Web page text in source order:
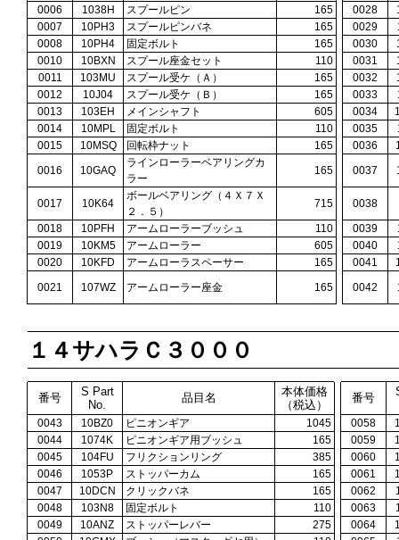
0006
1038H スプールピン 165 0028
0007
10PH3 スプールピンバネ 165 0029
0008
10PH4 固定ボルト 165 0030
0010
10BXN スプール座金セット 110 0031
0011
103MU スプール受ケ（Ａ） 165 0032
0012
10J04 スプール受ケ（Ｂ） 165 0033
0013
103EH メインシャフト 605 0034
0014
10MPL 固定ボルト 110 0035
0015
10MSQ 回転枠ナット 165 0036
0016
10GAQ
ラインローラーベアリングカ
ラー
165 0037
0017 10K64
ボールベアリング（４Ｘ７Ｘ
２．５）
715 0038
0018
10PFH アームローラーブッシュ 110 0039
0019
10KM5 アームローラー 605 0040
0020
10KFD アームローラスペーサー 165 0041
0021
107WZ アームローラー座金 165 0042
１４サハラＣ３０００
番号
S Part
No.
品目名
本体価格
（税込）
番号
0043 10BZ0 ピニオンギア 1045 0058
0044
1074K ピニオンギア用ブッシュ 165 0059
0045
104FU フリクションリング 385 0060
0046
1053P ストッパーカム 165 0061
0047
10DCN クリックバネ 165 0062
0048
103N8 固定ボルト 110 0063
0049
10ANZ ストッパーレバー 275 0064